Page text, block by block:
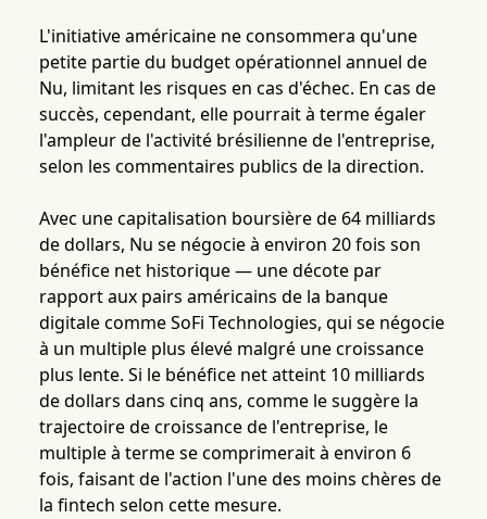
L'initiative américaine ne consommera qu'une
petite partie du budget opérationnel annuel de
Nu, limitant les risques en cas d'échec. En cas de
succès, cependant, elle pourrait à terme égaler
l'ampleur de l'activité brésilienne de l'entreprise,
selon les commentaires publics de la direction.
Avec une capitalisation boursière de 64 milliards
de dollars, Nu se négocie à environ 20 fois son
bénéfice net historique — une décote par
rapport aux pairs américains de la banque
digitale comme SoFi Technologies, qui se négocie
à un multiple plus élevé malgré une croissance
plus lente. Si le bénéfice net atteint 10 milliards
de dollars dans cinq ans, comme le suggère la
trajectoire de croissance de l'entreprise, le
multiple à terme se comprimerait à environ 6
fois, faisant de l'action l'une des moins chères de
la fintech selon cette mesure.